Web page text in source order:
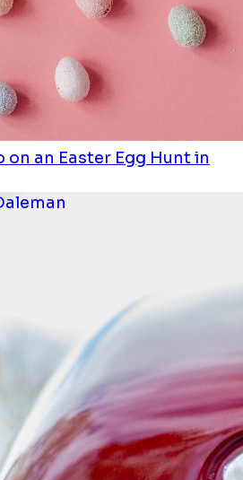
an Easter Egg Hunt in